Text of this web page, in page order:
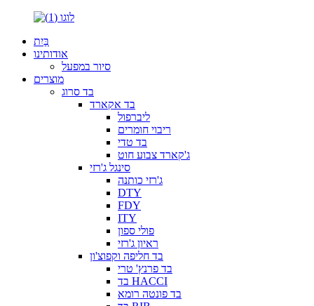
בַּיִת
אודותינו
סיור במפעל
מוצרים
בד סרוג
בד אקארד
ליברפול
ריבוי חומרים
בד טדי
ג'קארד צבוע חוט
סינגל ג'רזי
ג'רזי כותנה
DTY
FDY
ITY
פולי ספון
ראיון ג'רזי
בד חליפה וקפוצ'ון
בד פרנץ' טרי
בד HACCI
בד פונטה רומא